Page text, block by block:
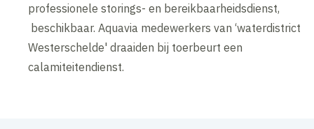
professionele storings- en bereikbaarheidsdienst,
beschikbaar. Aquavia medewerkers van ‘waterdistrict
Westerschelde' draaiden bij toerbeurt een
calamiteitendienst.